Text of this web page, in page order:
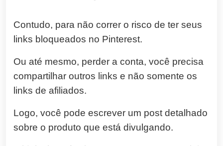
Contudo, para não correr o risco de ter seus
links bloqueados no Pinterest.
Ou até mesmo, perder a conta, você precisa
compartilhar outros links e não somente os
links de afiliados.
Logo, você pode escrever um post detalhado
sobre o produto que está divulgando.